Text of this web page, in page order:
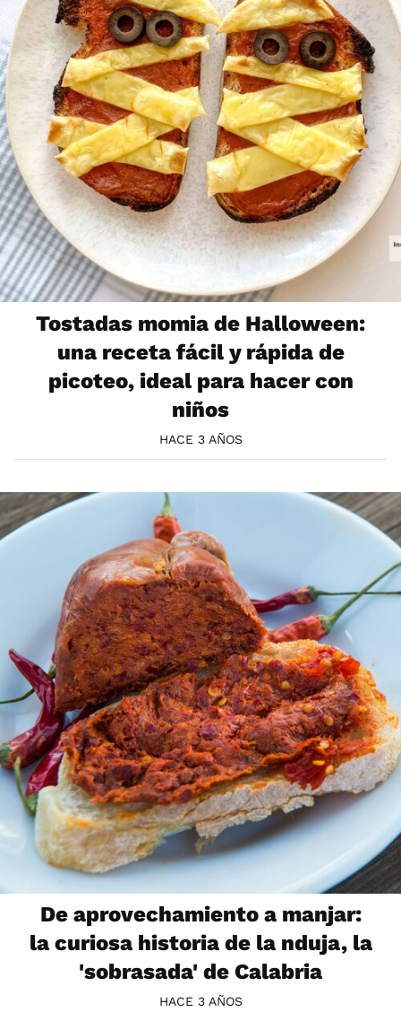
Tostadas momia de Halloween:
una receta fácil y rápida de
picoteo, ideal para hacer con
niños
HACE 3 AÑOS
De aprovechamiento a manjar:
la curiosa historia de la nduja, la
'sobrasada' de Calabria
HACE 3 AÑOS